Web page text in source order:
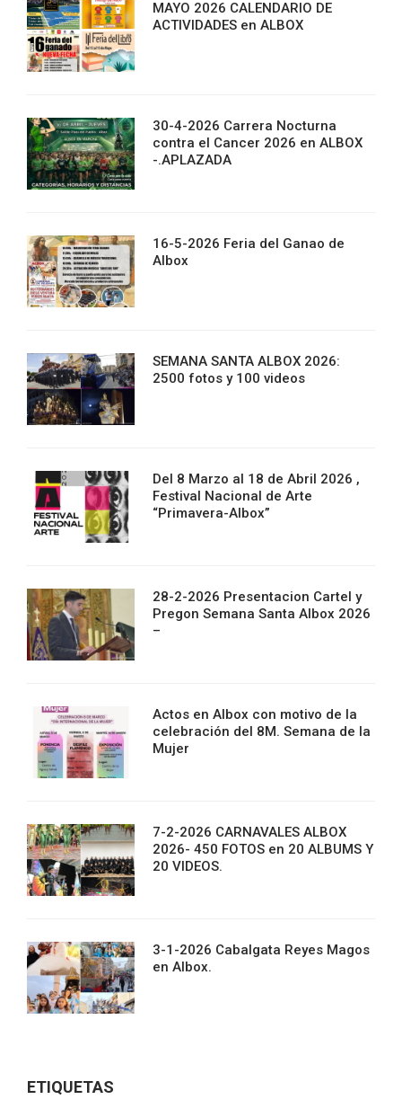
MAYO 2026 CALENDARIO DE
ACTIVIDADES en ALBOX
30-4-2026 Carrera Nocturna
contra el Cancer 2026 en ALBOX
-.APLAZADA
16-5-2026 Feria del Ganao de
Albox
SEMANA SANTA ALBOX 2026:
2500 fotos y 100 videos
Del 8 Marzo al 18 de Abril 2026 ,
Festival Nacional de Arte
“Primavera-Albox”
28-2-2026 Presentacion Cartel y
Pregon Semana Santa Albox 2026
–
Actos en Albox con motivo de la
celebración del 8M. Semana de la
Mujer
7-2-2026 CARNAVALES ALBOX
2026- 450 FOTOS en 20 ALBUMS Y
20 VIDEOS.
3-1-2026 Cabalgata Reyes Magos
en Albox.
ETIQUETAS